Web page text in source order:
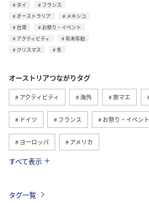
タイ
フランス
オーストラリア
メキシコ
台湾
お祭り・イベント
アクティビティ
年末年始
クリスマス
冬
オーストリアつながりタグ
アクティビティ 海外 旅マエ
ドイツ フランス お祭り・イベント
ヨーロッパ アメリカ
ベトナム
すべて表示
タグ一覧